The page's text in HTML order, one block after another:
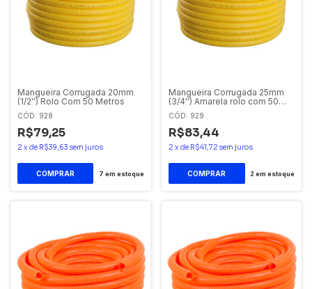
Mangueira Corrugada 20mm
(1/2'') Rolo Com 50 Metros
CÓD: 928
R$79,25
2 x de R$39,63 sem juros
7 em estoque
Mangueira Corrugada 25mm
(3/4'') Amarela rolo com 50
metros
CÓD: 929
R$83,44
2 x de R$41,72 sem juros
2 em estoque